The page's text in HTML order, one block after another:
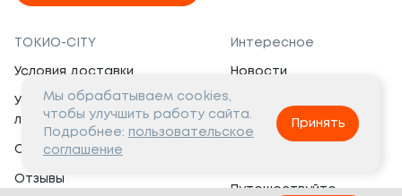
ТОКИО-CITY
Условия доставки
Условия программы
лояльности
Сертификаты
Отзывы
Интересное
Новости
Вакансии
Социальная жизнь
Путешествуйте
Мы обрабатываем cookies,
чтобы улучшить работу сайта.
Подробнее: пользовательское
соглашение
Принять